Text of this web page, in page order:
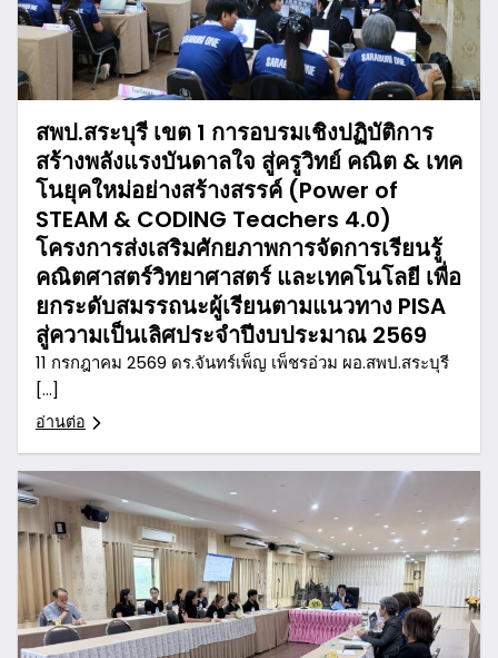
สพป.สระบุรี เขต 1 การอบรมเชิงปฏิบัติการ
สร้างพลังแรงบันดาลใจ สู่ครูวิทย์ คณิต & เทค
โนยุคใหม่อย่างสร้างสรรค์ (Power of
STEAM & CODING Teachers 4.0)
โครงการส่งเสริมศักยภาพการจัดการเรียนรู้
คณิตศาสตร์วิทยาศาสตร์ และเทคโนโลยี เพื่อ
ยกระดับสมรรถนะผู้เรียนตามแนวทาง PISA
สู่ความเป็นเลิศประจำปีงบประมาณ 2569
11 กรกฎาคม 2569 ดร.จันทร์เพ็ญ เพ็ชรอ่วม ผอ.สพป.สระบุรี
[…]
อ่านต่อ